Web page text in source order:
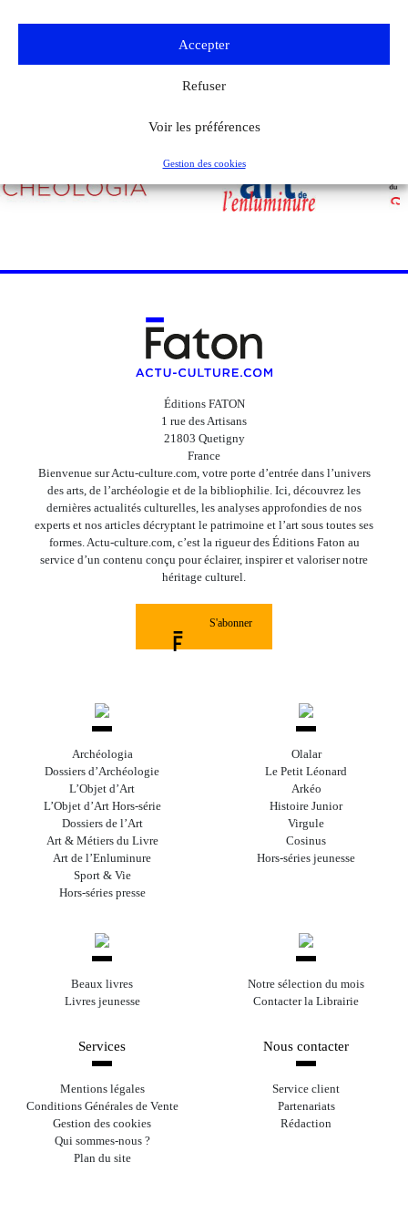
Accepter
Refuser
Voir les préférences
Gestion des cookies
Voir tous les événements
Éditions FATON
1 rue des Artisans
21803 Quetigny
France
Bienvenue sur Actu-culture.com, votre porte d’entrée dans l’univers
des arts, de l’archéologie et de la bibliophilie. Ici, découvrez les
dernières actualités culturelles, les analyses approfondies de nos
experts et nos articles décryptant le patrimoine et l’art sous toutes ses
formes. Actu-culture.com, c’est la rigueur des Éditions Faton au
service d’un contenu conçu pour éclairer, inspirer et valoriser notre
héritage culturel.
S'abonner
Archéologia
Dossiers d’Archéologie
L’Objet d’Art
L’Objet d’Art Hors-série
Dossiers de l’Art
Art & Métiers du Livre
Art de l’Enluminure
Sport & Vie
Hors-séries presse
Olalar
Le Petit Léonard
Arkéo
Histoire Junior
Virgule
Cosinus
Hors-séries jeunesse
Beaux livres
Livres jeunesse
Notre sélection du mois
Contacter la Librairie
Services
Mentions légales
Conditions Générales de Vente
Gestion des cookies
Qui sommes-nous ?
Plan du site
Nous contacter
Service client
Partenariats
Rédaction